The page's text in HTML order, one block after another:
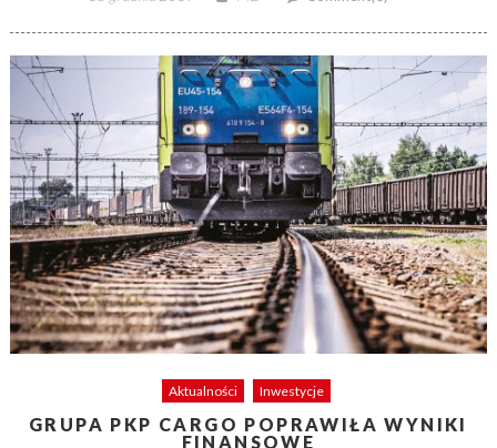
Aktualności Inwestycje
GRUPA PKP CARGO POPRAWIŁA WYNIKI
FINANSOWE